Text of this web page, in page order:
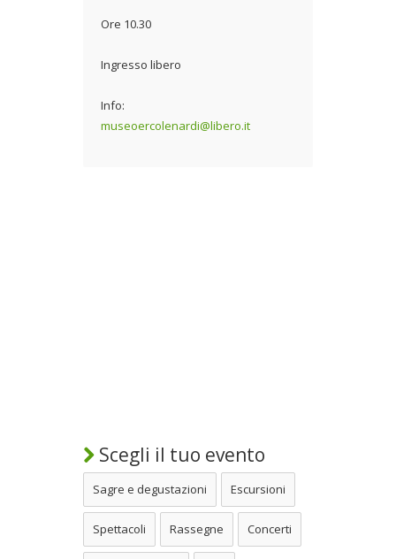
Ore 10.30
Ingresso libero
Info:
museoercolenardi@libero.it
Scegli il tuo evento
Sagre e degustazioni Escursioni
Spettacoli Rassegne Concerti